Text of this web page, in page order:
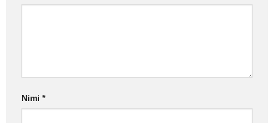
Nimi *